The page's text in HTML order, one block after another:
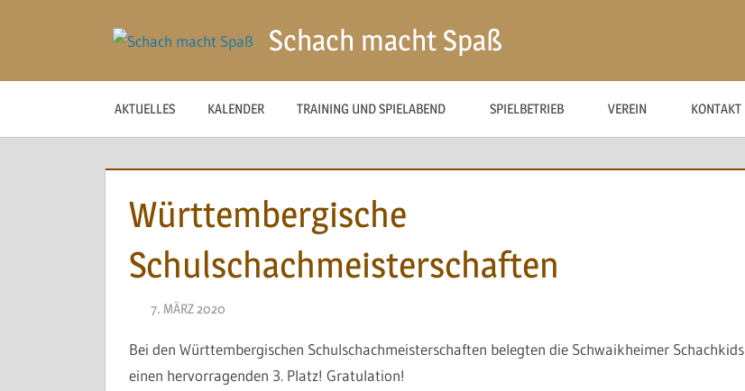
Schach macht Spaß
AKTUELLES KALENDER TRAINING UND SPIELABEND SPIELBETRIEB VEREIN KONTAKT
Württembergische
Schulschachmeisterschaften
7. MÄRZ 2020
Bei den Württembergischen Schulschachmeisterschaften belegten die Schwaikheimer Schachkids
einen hervorragenden 3. Platz! Gratulation!